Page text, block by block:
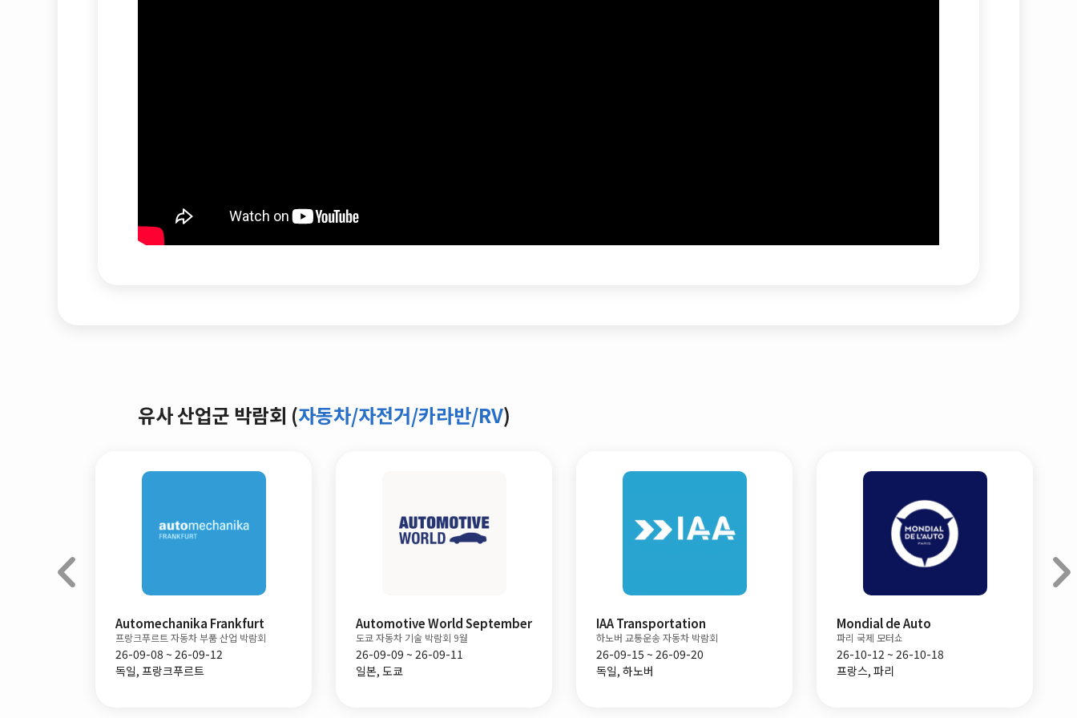
유사 산업군 박람회 (자동차/자전거/카라반/RV)
Automechanika Frankfurt
프랑크푸르트 자동차 부품 산업 박람회
26-09-08 ~ 26-09-12
독일, 프랑크푸르트
Automotive World September
도쿄 자동차 기술 박람회 9월
26-09-09 ~ 26-09-11
일본, 도쿄
IAA Transportation
하노버 교통운송 자동차 박람회
26-09-15 ~ 26-09-20
독일, 하노버
Mondial de Auto
파리 국제 모터쇼
26-10-12 ~ 26-10-18
프랑스, 파리